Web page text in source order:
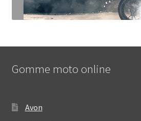
Gomme moto online
Avon